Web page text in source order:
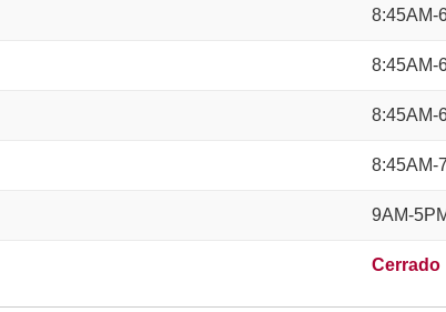
8:45AM-
8:45AM-
8:45AM-
8:45AM-
9AM-
Cerrado